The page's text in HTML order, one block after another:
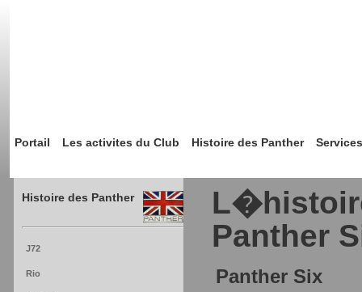
Portail Les activites du Club Histoire des Panther Services
Histoire des Panther
J72
Rio
Panther
Panther Six